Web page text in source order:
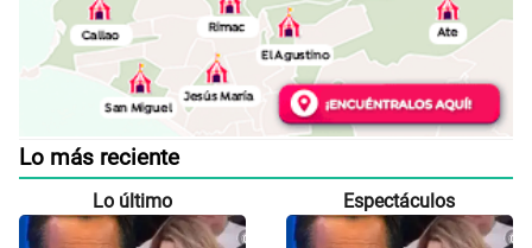
Lo más reciente
Lo último Espectáculos